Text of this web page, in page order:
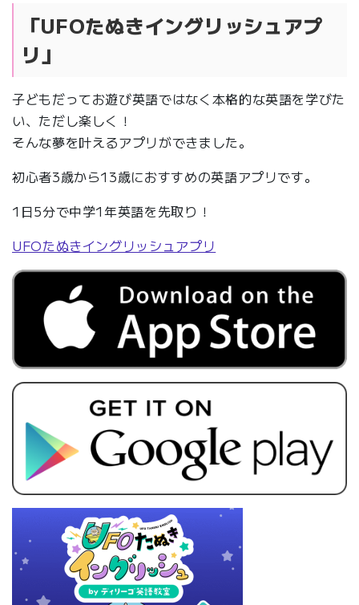
「UFOたぬきイングリッシュアプ
リ」
子どもだってお遊び英語ではなく本格的な英語を学びた
い、ただし楽しく！
そんな夢を叶えるアプリができました。
初心者3歳から13歳におすすめの英語アプリです。
1日5分で中学1年英語を先取り！
UFOたぬきイングリッシュアプリ